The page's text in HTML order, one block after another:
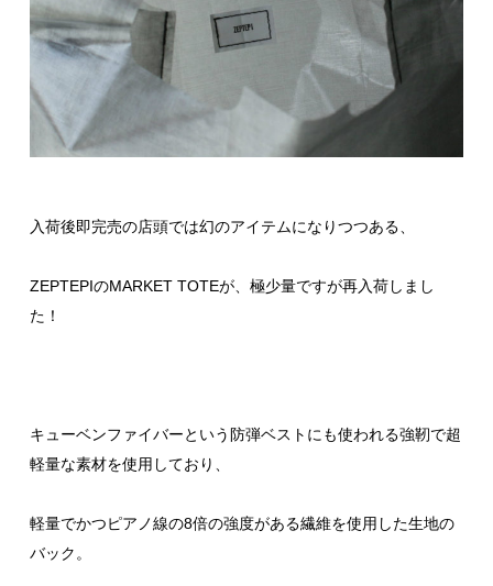
入荷後即完売の店頭では幻のアイテムになりつつある、
ZEPTEPIのMARKET TOTEが、極少量ですが再入荷しまし
た！
キューベンファイバーという防弾ベストにも使われる強靭で超
軽量な素材を使用しており、
軽量でかつピアノ線の8倍の強度がある繊維を使用した生地の
バック。